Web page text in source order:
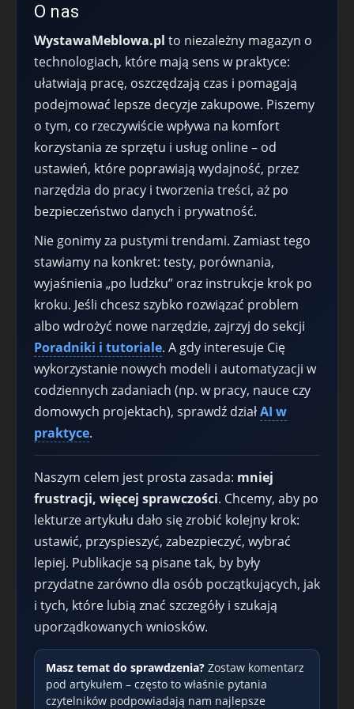
O nas
WystawaMeblowa.pl to niezależny magazyn o
technologiach, które mają sens w praktyce:
ułatwiają pracę, oszczędzają czas i pomagają
podejmować lepsze decyzje zakupowe. Piszemy
o tym, co rzeczywiście wpływa na komfort
korzystania ze sprzętu i usług online – od
ustawień, które poprawiają wydajność, przez
narzędzia do pracy i tworzenia treści, aż po
bezpieczeństwo danych i prywatność.
Nie gonimy za pustymi trendami. Zamiast tego
stawiamy na konkret: testy, porównania,
wyjaśnienia „po ludzku” oraz instrukcje krok po
kroku. Jeśli chcesz szybko rozwiązać problem
albo wdrożyć nowe narzędzie, zajrzyj do sekcji
Poradniki i tutoriale. A gdy interesuje Cię
wykorzystanie nowych modeli i automatyzacji w
codziennych zadaniach (np. w pracy, nauce czy
domowych projektach), sprawdź działAI w
praktyce.
Naszym celem jest prosta zasada: mniej
frustracji, więcej sprawczości. Chcemy, aby po
lekturze artykułu dało się zrobić kolejny krok:
ustawić, przyspieszyć, zabezpieczyć, wybrać
lepiej. Publikacje są pisane tak, by były
przydatne zarówno dla osób początkujących, jak
i tych, które lubią znać szczegóły i szukają
uporządkowanych wniosków.
Masz temat do sprawdzenia? Zostaw komentarz
pod artykułem – często to właśnie pytania
czytelników podpowiadają nam najlepsze